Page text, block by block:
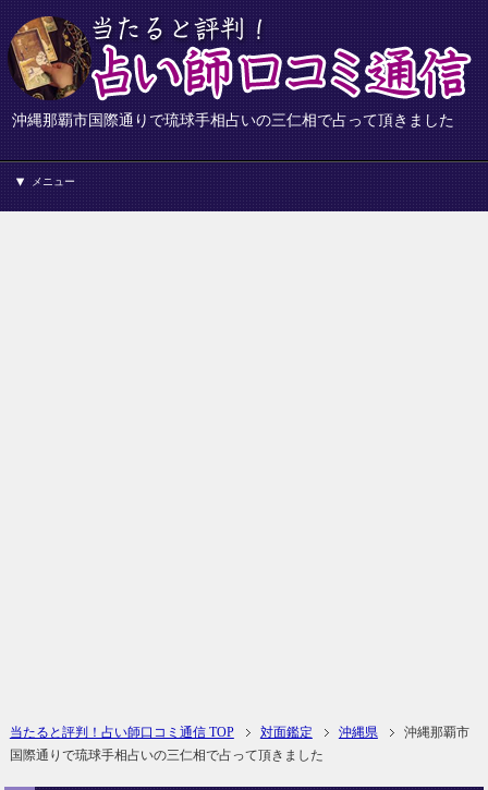
沖縄那覇市国際通りで琉球手相占いの三仁相で占って頂きました
メニュー
当たると評判！占い師口コミ通信 TOP 対面鑑定 沖縄県
沖縄那覇市
国際通りで琉球手相占いの三仁相で占って頂きました